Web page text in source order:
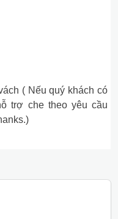
( Nếu quý khách có
trợ che theo yêu cầu